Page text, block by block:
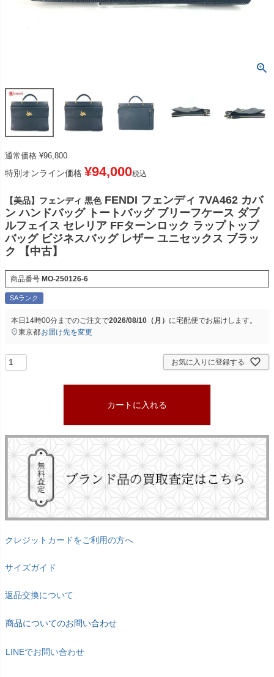
通常価格 ¥96,800
特別オンライン価格 ¥94,000税込
【美品】フェンディ 黒色 FENDI フェンディ 7VA462 カバ
ン ハンドバッグ トートバッグ ブリーフケース ダブ
ルフェイス セレリア FFターンロック ラップトップ
バッグ ビジネスバッグ レザー ユニセックス ブラッ
ク 【中古】
商品番号 MO-250126-6
SAランク
本日 14時00分までのご注文で2026/08/10（月） に宅配便でお届けします。
東京都お届け先を変更
お気に入りに登録する
カートに入れる
クレジットカードをご利用の方へ
サイズガイド
返品交換について
商品についてのお問い合わせ
LINEでお問い合わせ